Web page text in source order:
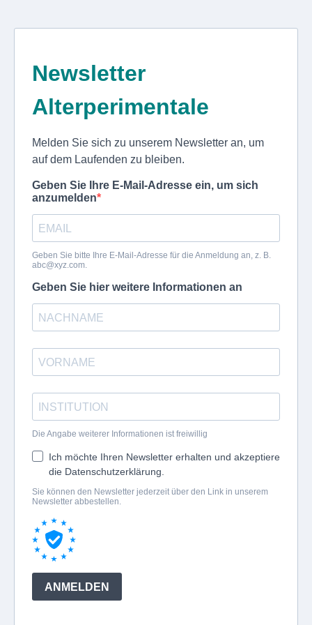
Newsletter
Alterperimentale
Melden Sie sich zu unserem Newsletter an, um
auf dem Laufenden zu bleiben.
Geben Sie Ihre E-Mail-Adresse ein, um sich
anzumelden
Geben Sie bitte Ihre E-Mail-Adresse für die Anmeldung an, z. B.
abc@xyz.com.
Geben Sie hier weitere Informationen an
Die Angabe weiterer Informationen ist freiwillig
Ich möchte Ihren Newsletter erhalten und akzeptiere
die Datenschutzerklärung.
Sie können den Newsletter jederzeit über den Link in unserem
Newsletter abbestellen.
ANMELDEN